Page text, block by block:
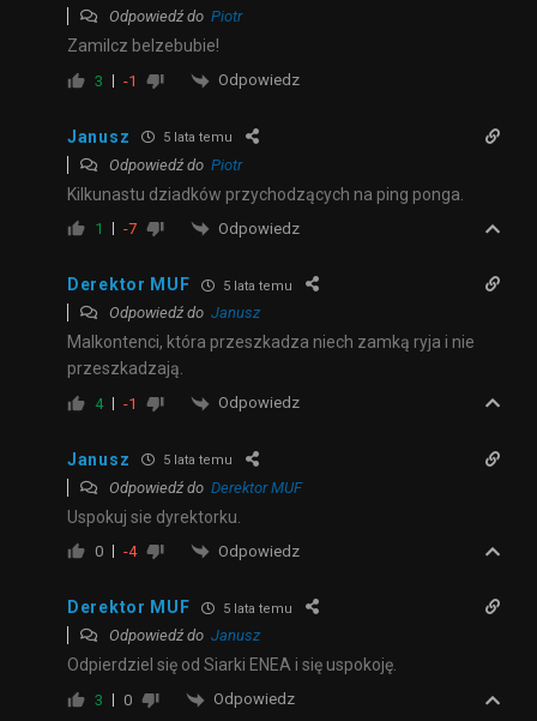
Odpowiedź do Piotr
Zamilcz belzebubie!
3 -1 Odpowiedz
Janusz 5 lata temu
Odpowiedź do Piotr
Kilkunastu dziadków przychodzących na ping ponga.
1 -7 Odpowiedz
Derektor MUF 5 lata temu
Odpowiedź do Janusz
Malkontenci, która przeszkadza niech zamką ryja i nie
przeszkadzają.
4 -1 Odpowiedz
Janusz 5 lata temu
Odpowiedź do Derektor MUF
Uspokuj sie dyrektorku.
0 -4 Odpowiedz
Derektor MUF 5 lata temu
Odpowiedź do Janusz
Odpierdziel się od Siarki ENEA i się uspokoję.
3 0 Odpowiedz